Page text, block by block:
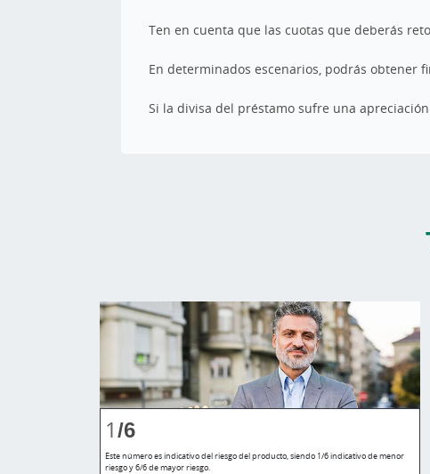
Ten en cuenta que las cuotas que deberás
En determinados escenarios, podrás obtener
Si la divisa del préstamo sufre una
1/6
Este número es indicativo del riesgo del producto, siendo 1/6 indicativo de menor
riesgo y 6/6 de mayor riesgo.